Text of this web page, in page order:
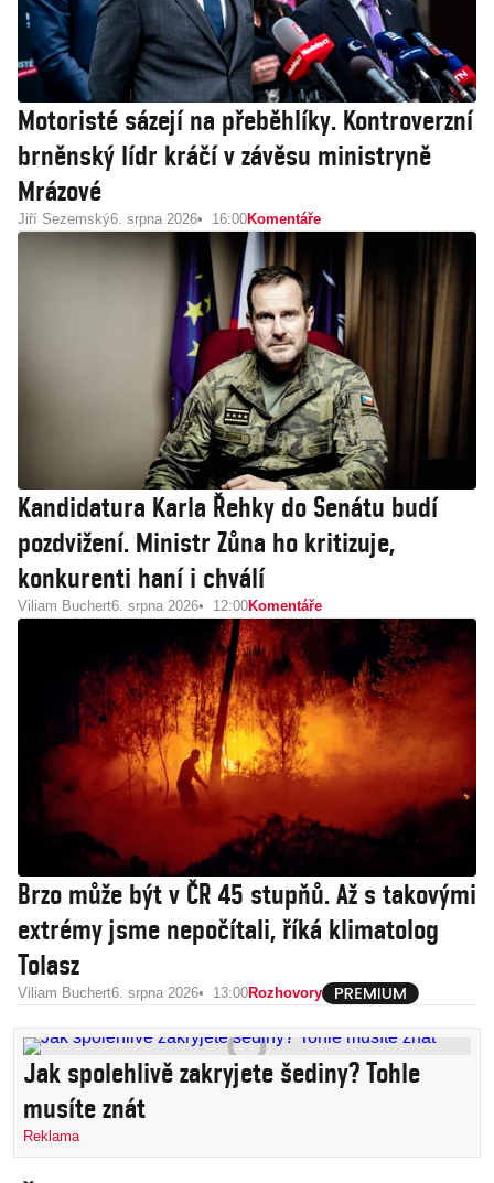
Motoristé sázejí na přeběhlíky. Kontroverzní
brněnský lídr kráčí v závěsu ministryně
Mrázové
Jiří Sezemský6. srpna 2026 16:00Komentáře
Kandidatura Karla Řehky do Senátu budí
pozdvižení. Ministr Zůna ho kritizuje,
konkurenti haní i chválí
Viliam Buchert6. srpna 2026 12:00Komentáře
Brzo může být v ČR 45 stupňů. Až s takovými
extrémy jsme nepočítali, říká klimatolog
Tolasz
Viliam Buchert6. srpna 2026 13:00Rozhovory
Jak spolehlivě zakryjete šediny? Tohle
musíte znát
Reklama